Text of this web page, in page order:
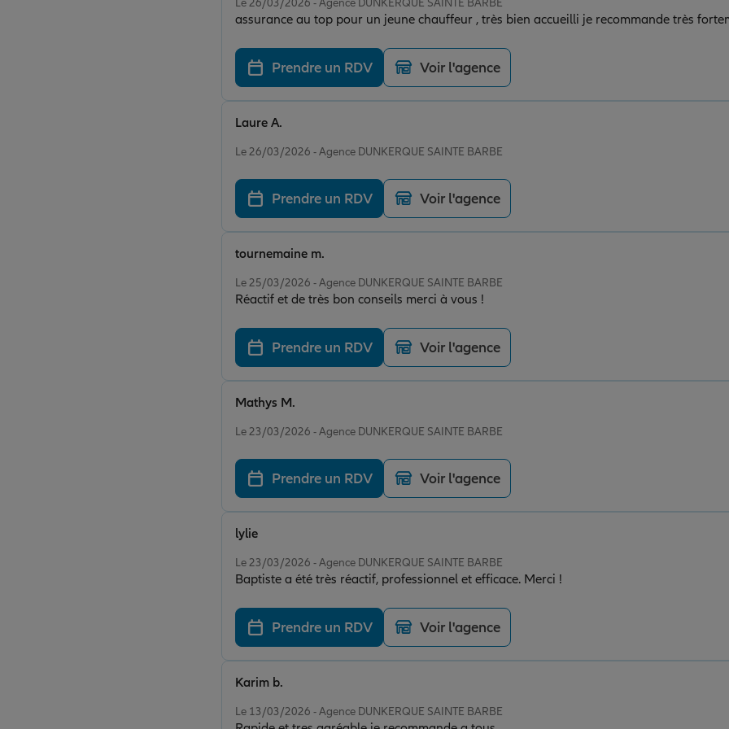
Le 26/03/2026 - Agence DUNKERQUE SAINTE BARBE
assurance au top pour un jeune chauffeur , très bien accueilli je recommande très
Prendre un RDV Voir l'agence
Le 26/03/2026 - Agence DUNKERQUE SAINTE BARBE
Laure A.
Prendre un RDV Voir l'agence
Le 25/03/2026 - Agence DUNKERQUE SAINTE BARBE
Réactif et de très bon conseils merci à vous !
tournemaine m.
Prendre un RDV Voir l'agence
Le 23/03/2026 - Agence DUNKERQUE SAINTE BARBE
Mathys M.
Prendre un RDV Voir l'agence
Le 23/03/2026 - Agence DUNKERQUE SAINTE BARBE
Baptiste a été très réactif, professionnel et efficace. Merci !
lylie
Prendre un RDV Voir l'agence
Le 13/03/2026 - Agence DUNKERQUE SAINTE BARBE
Karim b.